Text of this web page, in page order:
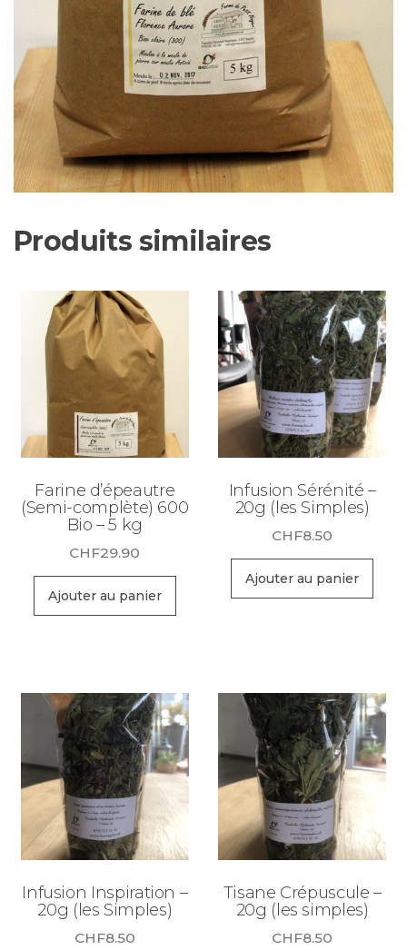
Produits similaires
Farine d’épeautre
(Semi-complète) 600
Bio – 5 kg
CHF29.90
Ajouter au panier
Infusion Sérénité –
20g (les Simples)
CHF8.50
Ajouter au panier
Infusion Inspiration –
20g (les Simples)
CHF8.50
Tisane Crépuscule –
20g (les simples)
CHF8.50